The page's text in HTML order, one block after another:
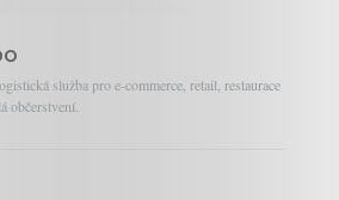
služba pro e-commerce, retail, restaurace
občerstvení.